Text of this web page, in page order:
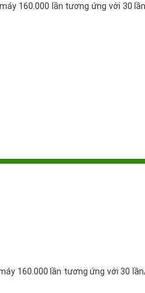
160.000 lần tương ứng với 30
160.000 lần tương ứng với 30